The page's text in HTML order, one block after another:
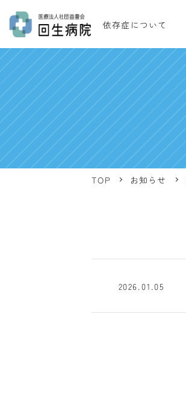
依存症について
TOP お知らせ
2026.01.05